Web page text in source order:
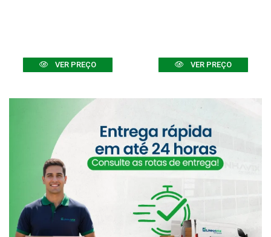
VER PREÇO VER PREÇO